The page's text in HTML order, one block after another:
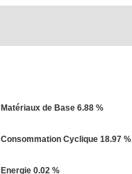
Matériaux de Base 6.88 %
Consommation Cyclique 18.97 %
Energie 0.02 %